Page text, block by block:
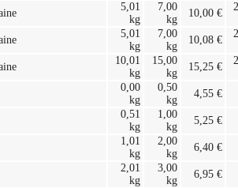
5,01
kg
7,00
kg
10,00 €
5,01
kg
7,00
kg
10,08 €
10,01
kg
15,00
kg
15,25 €
0,00
kg
0,50
kg
4,55 €
0,51
kg
1,00
kg
5,25 €
1,01
kg
2,00
kg
6,40 €
2,01
kg
3,00
kg
6,95 €